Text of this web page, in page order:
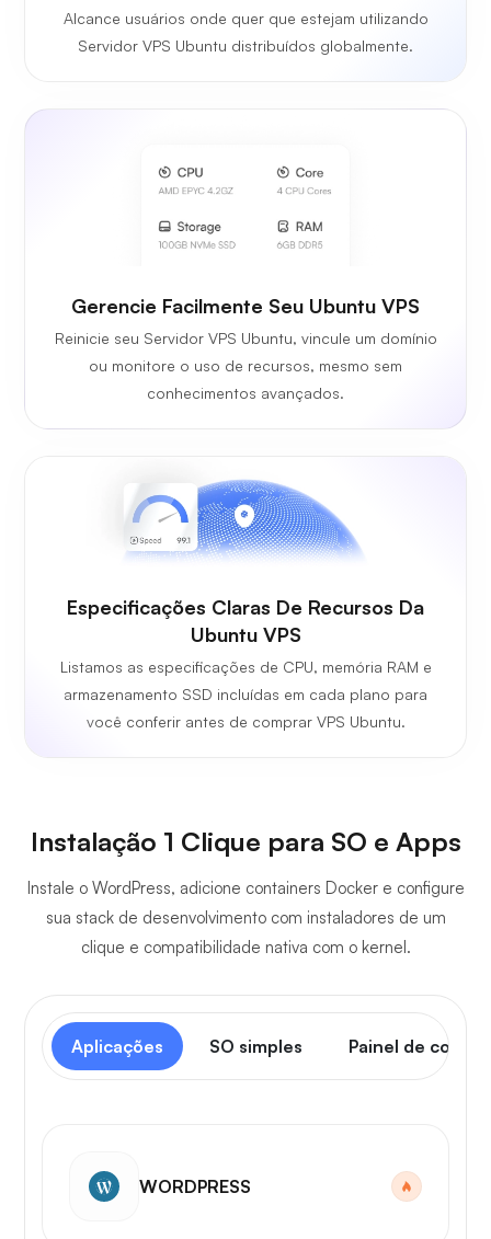
Alcance usuários onde quer que estejam utilizando
Servidor VPS Ubuntu distribuídos globalmente.
Gerencie Facilmente Seu Ubuntu VPS
Reinicie seu Servidor VPS Ubuntu, vincule um domínio
ou monitore o uso de recursos, mesmo sem
conhecimentos avançados.
Especificações Claras De Recursos Da
Ubuntu VPS
Listamos as especificações de CPU, memória RAM e
armazenamento SSD incluídas em cada plano para
você conferir antes de comprar VPS Ubuntu.
Instalação 1 Clique para SO e Apps
Instale o WordPress, adicione containers Docker e configure
sua stack de desenvolvimento com instaladores de um
clique e compatibilidade nativa com o kernel.
Aplicações SO simples Painel de
WORDPRESS